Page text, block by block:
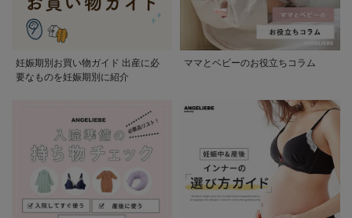
妊娠期別お買い物ガイド 出産に必
要なものを妊娠期別に紹介
ママとベビーのお役立ちコラム